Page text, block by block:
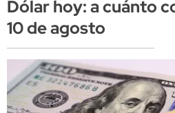
Dólar hoy: a cuánto
10 de agosto